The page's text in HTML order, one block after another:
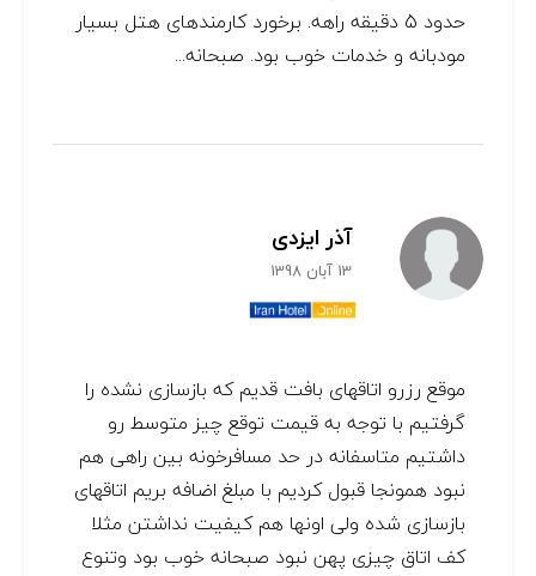
حدود 5 دقیقه راهه. برخورد کارمندهای هتل بسیار
مودبانه و خدمات خوب بود. صبحانه...
آذر ایزدی
13 آبان 1398
موقع رزرو اتاقهای بافت قدیم که بازسازی نشده را
گرفتیم با توجه به قیمت توقع چیز متوسط رو
داشتیم متاسفانه در حد مسافرخونه بین راهی هم
نبود همونجا قبول کردیم با مبلغ اضافه بریم اتاقهای
بازسازی شده ولی اونها هم کیفیت نداشتن مثلا
کف اتاق چیزی پهن نبود صبحانه خوب بود وتنوع